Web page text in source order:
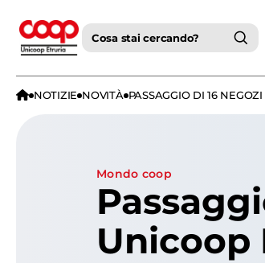
Cosa stai cercando?
NOTIZIE NOVITÀ PASSAGGIO DI 16
mondo coop
Unicoop